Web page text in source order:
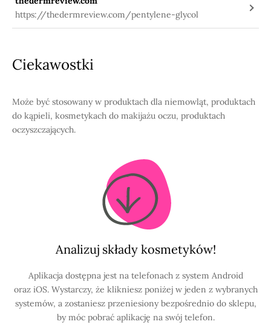
https://thedermreview.com/pentylene-glycol
Ciekawostki
Może być stosowany w produktach dla niemowląt, produktach
do kąpieli, kosmetykach do makijażu oczu, produktach
oczyszczających.
Analizuj składy kosmetyków!
Aplikacja dostępna jest na telefonach z system Android
oraz iOS. Wystarczy, że klikniesz poniżej w jeden z wybranych
systemów, a zostaniesz przeniesiony bezpośrednio do sklepu,
by móc pobrać aplikację na swój telefon.